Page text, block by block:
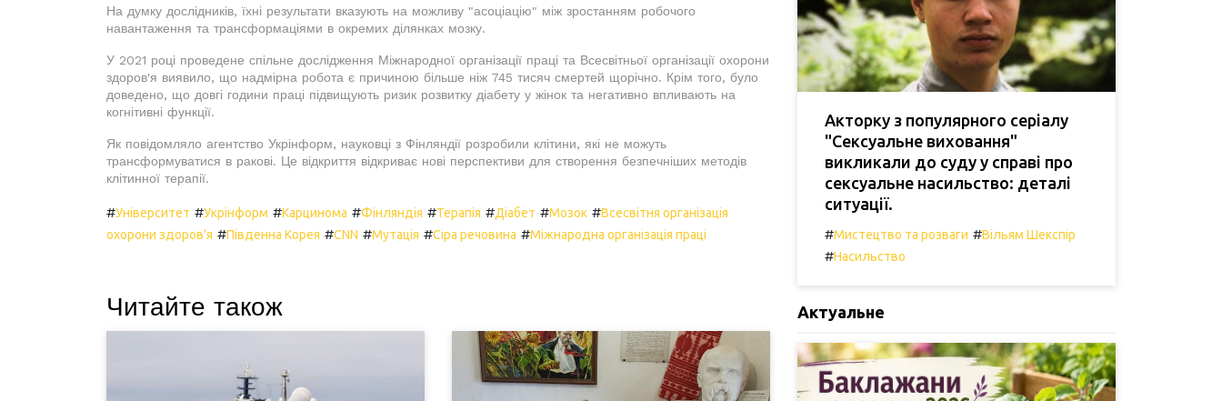
На думку дослідників, їхні результати вказують на можливу "асоціацію" між зростанням робочого
навантаження та трансформаціями в окремих ділянках мозку.
У 2021 році проведене спільне дослідження Міжнародної організації праці та Всесвітньої організації охорони
здоров'я виявило, що надмірна робота є причиною більше ніж 745 тисяч смертей щорічно. Крім того, було
доведено, що довгі години праці підвищують ризик розвитку діабету у жінок та негативно впливають на
когнітивні функції.
Як повідомляло агентство Укрінформ, науковці з Фінляндії розробили клітини, які не можуть
трансформуватися в ракові. Це відкриття відкриває нові перспективи для створення безпечніших методів
клітинної терапії.
#Університет #Укрінформ #Карцинома #Фінляндія #Терапія #Діабет #Мозок #Всесвітня організація
охорони здоров'я #Південна Корея #CNN #Мутація #Сіра речовина #Міжнародна організація праці
Читайте також
Акторку з популярного серіалу
"Сексуальне виховання"
викликали до суду у справі про
сексуальне насильство: деталі
ситуації.
#Мистецтво та розваги #Вільям Шекспір
#Насильство
Актуальне